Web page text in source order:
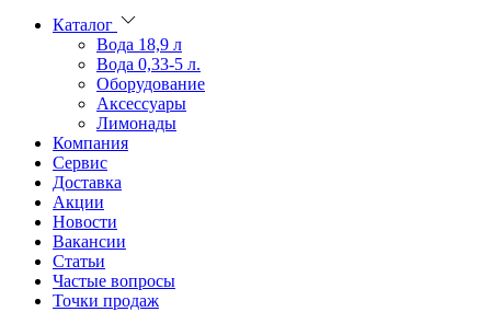
mellstroy
офіційний
сайты.
казино
встретить
казино
среди
обсуждаемых
тем.
Каталог
Вода 18,9 л
Вода 0,33-5 л.
Оборудование
Аксессуары
Лимонады
Компания
Сервис
Доставка
Акции
Новости
Вакансии
Статьи
Частые вопросы
Точки продаж